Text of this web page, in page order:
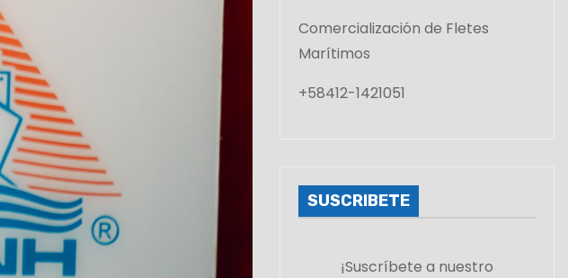
Comercialización de Fletes
Marítimos
+58412-1421051
SUSCRIBETE
¡Suscríbete a nuestro